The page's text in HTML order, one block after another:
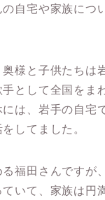
自宅や家族につ
様と子供たちは
として全国をま
は、岩手の自宅
してました。
福田さんですが
いて、家族は円